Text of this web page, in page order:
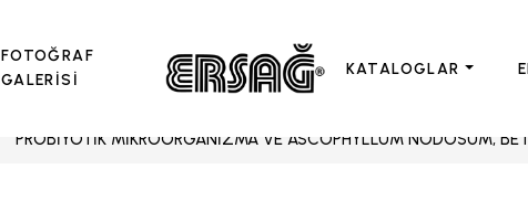
FOTOĞRAF
GALERİSİ
KATALOGLAR
PROBİYOTİK MİKROORGANİZMA VE ASCOPHYLLUM NODOSUM,